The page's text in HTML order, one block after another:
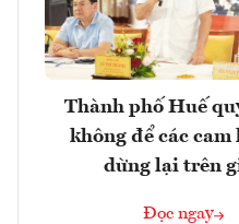
Thành phố Huế
không để các cam
dừng lại trên
Đọc ngay